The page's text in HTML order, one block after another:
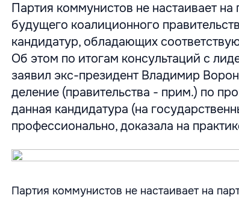
Партия коммунистов не настаивает
будущего коалиционного
кандидатур, обладающих
Об этом по итогам консультаций с
заявил экс-президент Владимир
деление (правительства - прим.) по
данная кандидатура (на
профессионально, доказала на
Партия коммунистов не настаивает на